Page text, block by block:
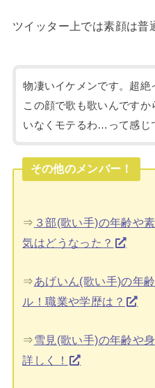
ツイッター上では素顔は普
物凄いイケメンです。超絶
この顔で歌も歌いんですか
いなくモテるわ…って感じ
その他のメンバー！
⇒ ３部(歌い手)の年齢や
気はどうなった？
⇒あげいん(歌い手)の年
ル！職業や学歴は？
⇒雪見(歌い手)の年齢や
詳しく！